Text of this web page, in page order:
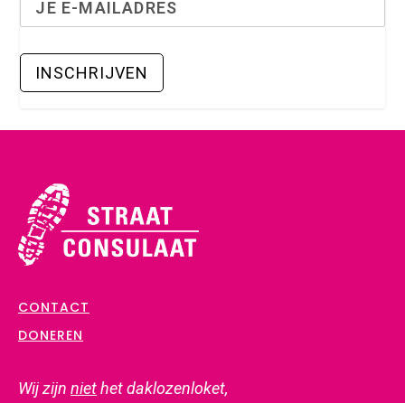
CONTACT
DONEREN
Wij zijn niethet daklozenloket,